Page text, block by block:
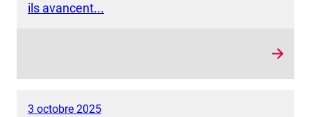
ils avancent...
3 octobre 2025